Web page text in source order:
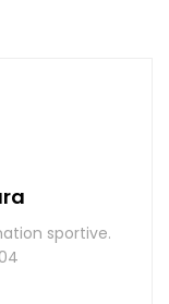
sportive.